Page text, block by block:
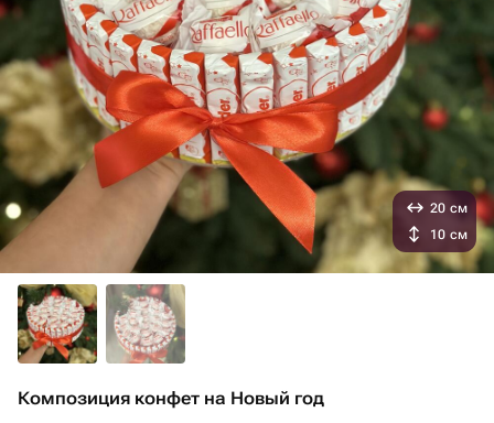
Композиция конфет на Новый год
20 см
10 см